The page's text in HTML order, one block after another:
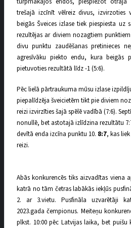
trešajā izcīnīt vēlreiz divus, izvirzoties
beigās Šveices izlase tiek piespiesta uz
rezultējas ar diviem nozagtiem
divu punktu zaudēšanas pretinieces
agresīvāku piekto endu, kura beigās
pietuvoties rezultātā līdz -1 (5:6).
Pēc lielā pārtraukuma mūsu izlase
piepalīdzēja šveicietēm tikt pie diviem
reizi izvirzīties šajā spēlē vadībā (7:6).
nonullē, bet astotajā izlīdzina rezultātu
devītā enda izcīna punktu 10. 8:7, kas
reizi.
Abās konkurencēs tiks aizvadītas viena
katrā no tām četras labākās iekļūs
2. ar 3.vietu. Pusfināla uzvarētāji
2023.gada čempionus. Meiteņu
plkst. 10:00 pēc Latvijas laika, bet